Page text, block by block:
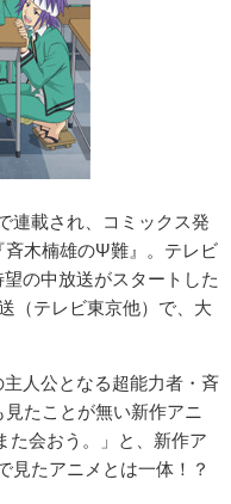
連載され、コミックス発
斉木楠雄のΨ難』。テレビ
の中放送がスタートした
（テレビ東京他）で、大
人公となる超能力者・斉
たことが無い新作アニ
た会おう。」と、新作ア
見たアニメとは一体！？